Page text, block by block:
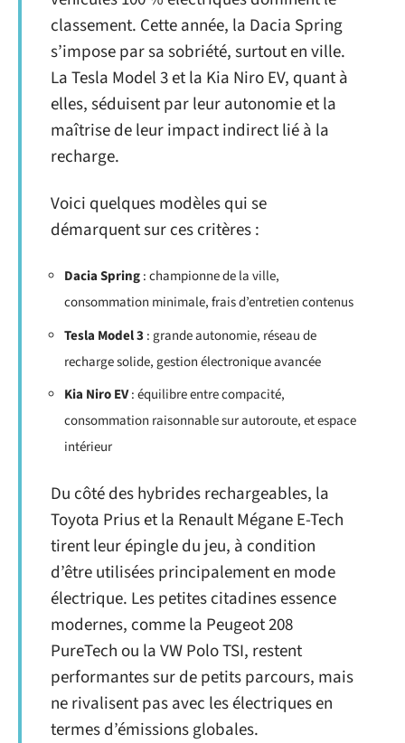
classement. Cette année, la Dacia Spring
s’impose par sa sobriété, surtout en ville.
La Tesla Model 3 et la Kia Niro EV, quant à
elles, séduisent par leur autonomie et la
maîtrise de leur impact indirect lié à la
recharge.
Voici quelques modèles qui se
démarquent sur ces critères :
Dacia Spring: championne de la ville,
consommation minimale, frais d’entretien contenus
Tesla Model 3: grande autonomie, réseau de
recharge solide, gestion électronique avancée
Kia Niro EV: équilibre entre compacité,
consommation raisonnable sur autoroute, et espace
intérieur
Du côté des hybrides rechargeables, la
Toyota Prius et la Renault Mégane E-Tech
tirent leur épingle du jeu, à condition
d’être utilisées principalement en mode
électrique. Les petites citadines essence
modernes, comme la Peugeot 208
PureTech ou la VW Polo TSI, restent
performantes sur de petits parcours, mais
ne rivalisent pas avec les électriques en
termes d’émissions globales.